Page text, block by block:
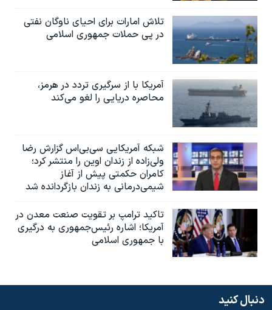
تلاش امارات برای احیای ناوگان نفتی
در پی حملات جمهوری اسلامی
آمریکا با از سرگیری تردد در هرمز،
محاصره دریایی را لغو می‌کند
شبکه آمریکایی سی‌بی‌‌اس گزارش رضا
ولی‌زاده از زندان اوین را منتشر کرد؛
کامران حکمتی پیش از آغاز
شیمی‌درمانی به زندان بازگردانده شد
تاکید ترامپ بر تقویت صنعت معدن در
آمریکا؛ اشاره رئیس‌جمهوری به درگیری
با جمهوری اسلامی
دنبال کنید